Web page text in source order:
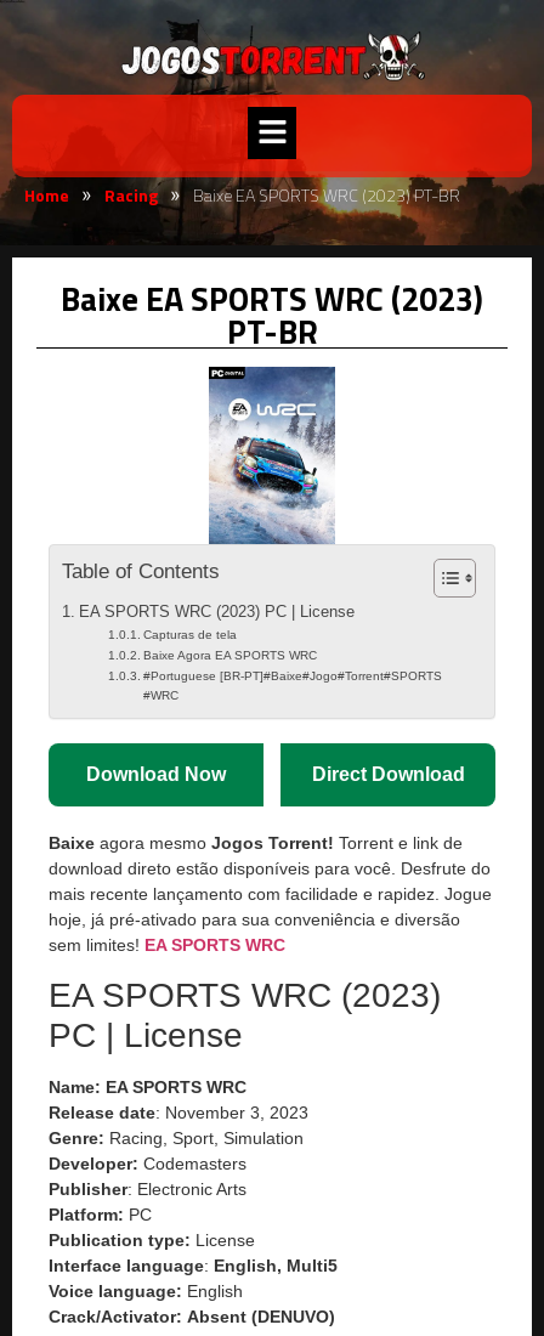
Home » Racing » Baixe EA SPORTS WRC (2023) PT-BR
Baixe EA SPORTS WRC (2023)
PT-BR
Table of Contents
EA SPORTS WRC (2023) PC | License
Capturas de tela
Baixe Agora EA SPORTS WRC
#Portuguese [BR-PT]#Baixe#Jogo#Torrent#SPORTS
#WRC
Download Now Direct Download
Baixe agora mesmo Jogos Torrent! Torrent e link de
download direto estão disponíveis para você. Desfrute do
mais recente lançamento com facilidade e rapidez. Jogue
hoje, já pré-ativado para sua conveniência e diversão
sem limites! EA SPORTS WRC
EA SPORTS WRC (2023)
PC | License
Name: EA SPORTS WRC
Release date: November 3, 2023
Genre: Racing, Sport, Simulation
Developer: Codemasters
Publisher: Electronic Arts
Platform: PC
Publication type: License
Interface language: English, Multi5
Voice language: English
Crack/Activator: Absent (DENUVO)